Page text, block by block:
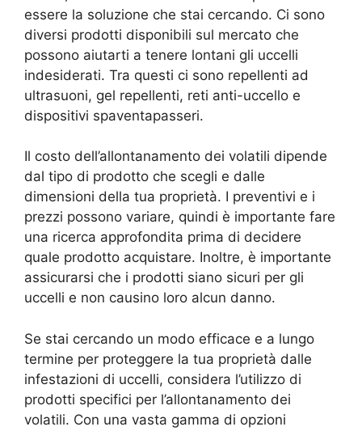
essere la soluzione che stai cercando. Ci sono
diversi prodotti disponibili sul mercato che
possono aiutarti a tenere lontani gli uccelli
indesiderati. Tra questi ci sono repellenti ad
ultrasuoni, gel repellenti, reti anti-uccello e
dispositivi spaventapasseri.
Il costo dell’allontanamento dei volatili dipende
dal tipo di prodotto che scegli e dalle
dimensioni della tua proprietà. I preventivi e i
prezzi possono variare, quindi è importante fare
una ricerca approfondita prima di decidere
quale prodotto acquistare. Inoltre, è importante
assicurarsi che i prodotti siano sicuri per gli
uccelli e non causino loro alcun danno.
Se stai cercando un modo efficace e a lungo
termine per proteggere la tua proprietà dalle
infestazioni di uccelli, considera l’utilizzo di
prodotti specifici per l’allontanamento dei
volatili. Con una vasta gamma di opzioni